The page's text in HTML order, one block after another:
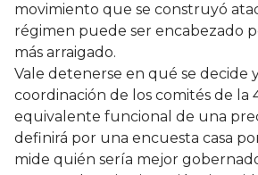
movimiento que se construyó
régimen puede ser encabezado
más arraigado.
Vale detenerse en qué se decide
coordinación de los comités de la
equivalente funcional de una
definirá por una encuesta casa
mide quién sería mejor